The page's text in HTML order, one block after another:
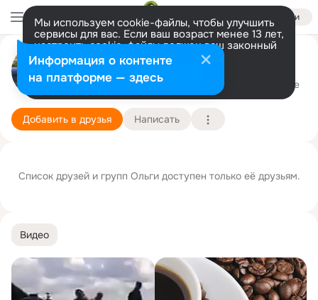
Войти
Мы используем cookie-файлы, чтобы улучшить
сервисы для вас. Если ваш возраст менее 13 лет,
настроить cookie-файлы должен ваш законный
представитель. Больше информации
Разрешить все Настроить
Ольга Хлыстун (Кочелорова)
Edmonton 1 января (63 года) Подробнее
Добавить в друзья Написать
Видео
Список друзей и групп Ольги доступен только её друзьям.
Информация о контенте
на платформе — здесь